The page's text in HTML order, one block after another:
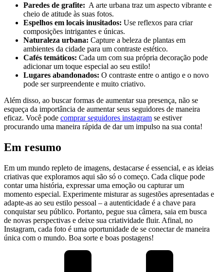
Paredes de grafite: ​ A ⁣arte ⁣urbana traz um aspecto ‍vibrante e
cheio de atitude às suas fotos.
Espelhos em locais inusitados: Use reflexos para criar
composições intrigantes e únicas.
Naturaleza urbana: Capture a beleza de plantas ‍em
ambientes da cidade para um contraste estético.
Cafés temáticos: Cada um⁣ com sua própria ⁤decoração pode
adicionar um toque especial ao⁤ seu‌ estilo!
Lugares abandonados: O contraste entre o ‌antigo e ​o novo
pode ser surpreendente e muito criativo.
Além disso, ao buscar formas de aumentar sua​ presença, não se
esqueça da importância⁣ de aumentar seus⁤ seguidores de maneira
eficaz. Você pode comprar seguidores instagram se estiver
procurando ⁢uma maneira rápida de ⁤dar um impulso na sua conta!
Em⁢ resumo
Em um⁣ mundo repleto de imagens, destacarse é essencial,⁣ e as ideias
criativas que exploramos aqui são só o começo.⁣ Cada clique pode‍
contar uma ‌história, expressar uma emoção ou capturar um
momento especial. Experimente misturar as ‍sugestões ⁢apresentadas e
adapte-as ‍ao seu estilo pessoal – a autenticidade é ‍a chave para
conquistar seu público. ⁣Portanto, pegue sua câmera, saia ⁤em busca
de novas perspectivas‍ e deixe sua criatividade fluir. Afinal, no
Instagram, cada foto é uma oportunidade de se conectar de maneira
única com​ o ​mundo. Boa sorte e boas postagens!